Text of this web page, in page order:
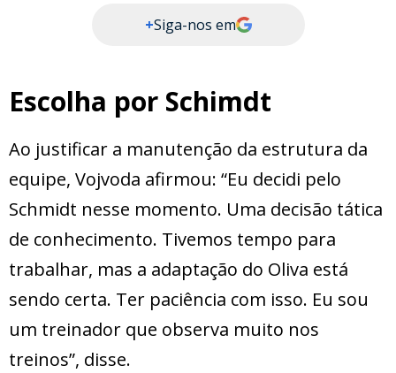
+Siga-nos em
Escolha por Schimdt
Ao justificar a manutenção da estrutura da
equipe, Vojvoda afirmou: “Eu decidi pelo
Schmidt nesse momento. Uma decisão tática
de conhecimento. Tivemos tempo para
trabalhar, mas a adaptação do Oliva está
sendo certa. Ter paciência com isso. Eu sou
um treinador que observa muito nos
treinos”, disse.